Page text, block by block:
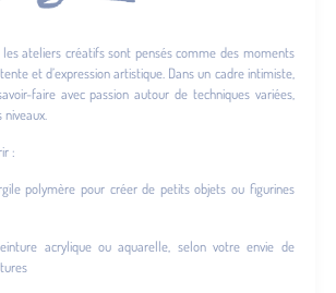
les ateliers créatifs sont pensés comme des moments
et d’expression artistique. Dans un cadre intimiste,
faire avec passion autour de techniques variées,
:
polymère pour créer de petits objets ou figurines
acrylique ou aquarelle, selon votre envie de